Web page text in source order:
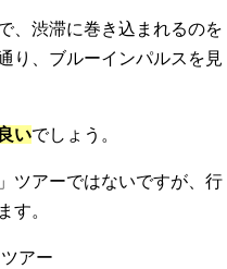
、渋滞に巻き込まれるのを
り、ブルーインパルスを見
いでしょう。
ツアーではないですが、行
す。
アー